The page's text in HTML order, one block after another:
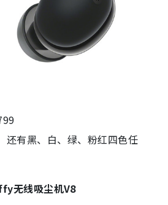
还有黑、白、绿、粉红四色任
无线吸尘机V8